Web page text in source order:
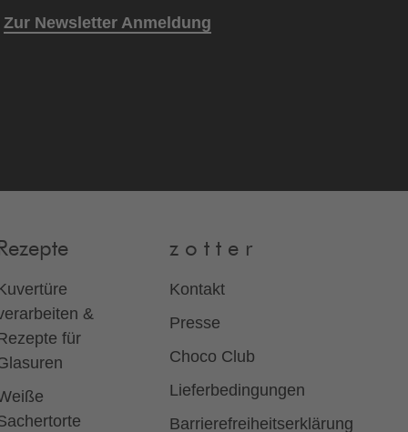
Zur Newsletter Anmeldung
Rezepte
&
für
z o t t e r
Kontakt
Presse
Choco Club
Lieferbedingungen
Barrierefreiheitserklärung